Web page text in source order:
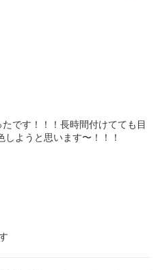
です！！！長時間付けてても目
ようと思います〜！！！